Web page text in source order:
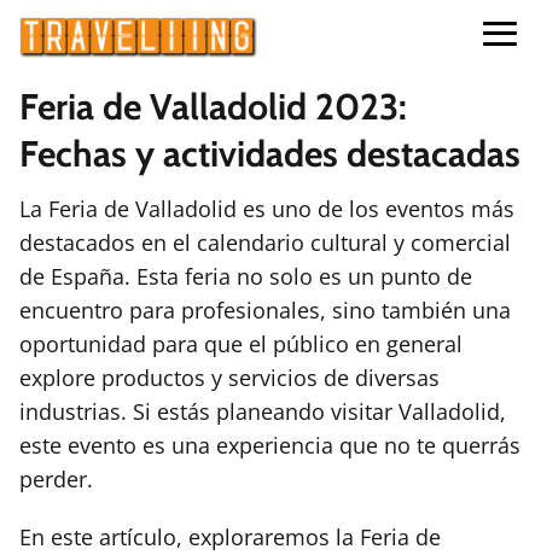
Feria de Valladolid 2023:
Fechas y actividades destacadas
La Feria de Valladolid es uno de los eventos más
destacados en el calendario cultural y comercial
de España. Esta feria no solo es un punto de
encuentro para profesionales, sino también una
oportunidad para que el público en general
explore productos y servicios de diversas
industrias. Si estás planeando visitar Valladolid,
este evento es una experiencia que no te querrás
perder.
En este artículo, exploraremos la Feria de